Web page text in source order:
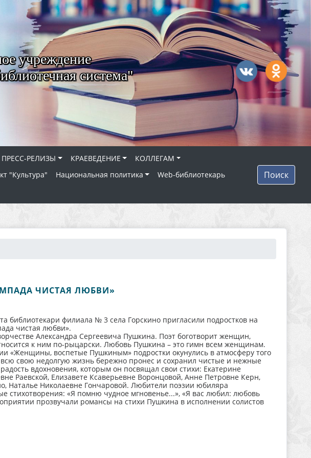
учреждение
система"
ПРЕСС-РЕЛИЗЫ КРАЕВЕДЕНИЕ
КОЛЛЕГАМ
"Культура" Национальная политика
Web-библиотекарь
Поиск
ЧИСТАЯ ЛЮБВИ»
библиотекари филиала № 3 села Горскино пригласили подростков на
чистая любви».
Александра Сергеевича Пушкина. Поэт боготворит женщин,
к ним по-рыцарски. Любовь Пушкина – это гимн всем женщинам.
«Женщины, воспетые Пушкиным» подростки окунулись в атмосферу того
всю свою недолгую жизнь бережно пронес и сохранил чистые и нежные
вдохновения, которым он посвящал свои стихи: Екатерине
Раевской, Елизавете Ксаверьевне Воронцовой, Анне Петровне Керн,
Наталье Николаевне Гончаровой. Любители поэзии юбиляра
стихотворения: «Я помню чудное мгновенье...», «Я вас любил: любовь
прозвучали романсы на стихи Пушкина в исполнении солистов